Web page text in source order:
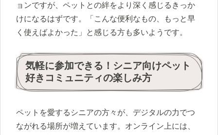
ョンですが、ペットとの絆をより深く感じるきっか
けになるはずです。「こんな便利なもの、もっと早
く使えばよかった」と感じる方も多いようです。
気軽に参加できる！シニア向けペット
好きコミュニティの楽しみ方
ペットを愛するシニアの方々が、デジタルの力でつ
ながれる場所が増えています。オンライン上には、